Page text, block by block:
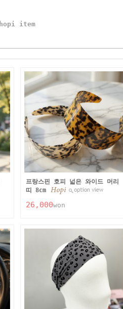
hopi item
프랑스핀 호피 넓은 와이드 머리
띠 8cm
26,000won